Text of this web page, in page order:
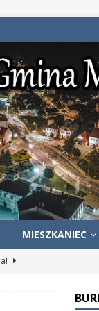
MIESZKANIEC
–